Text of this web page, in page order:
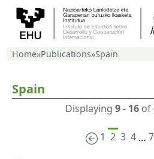
Home»Publications»Spain
Spain
Displaying 9 - 16 of
1 2 3 4 … 7